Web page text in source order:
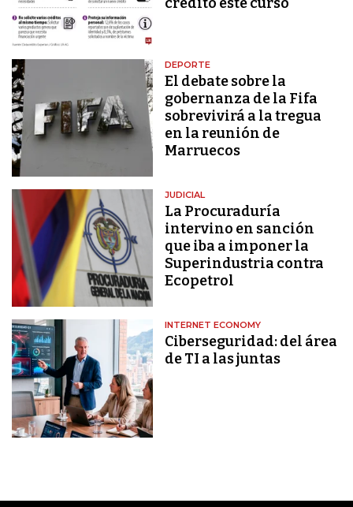
DEPORTE
El debate sobre la
gobernanza de la Fifa
sobrevivirá a la tregua
en la reunión de
Marruecos
JUDICIAL
La Procuraduría
intervino en sanción
que iba a imponer la
Superindustria contra
Ecopetrol
INTERNET ECONOMY
Ciberseguridad: del área
de TI a las juntas